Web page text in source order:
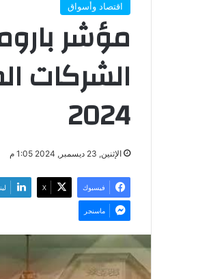
اقتصاد وأسواق
مؤشر
الشركات
2024
الإثنين, 23 ديسمبر, 2024 1:05 م
فيسبوك ‫X
ماسنجر